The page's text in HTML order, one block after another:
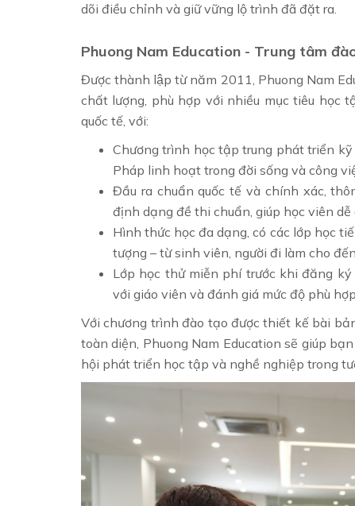
dõi điều chỉnh và giữ vững lộ trình đã đặt ra.
Phuong Nam Education - Trung tâm
Được thành lập từ năm 2011, Phuong Nam
chất lượng, phù hợp với nhiều mục tiêu học
quốc tế, với:
Chương trình học tập trung phát triển
Pháp linh hoạt trong đời sống và công
Đầu ra chuẩn quốc tế và chính xác,
định dạng đề thi chuẩn, giúp học viên
Hình thức học đa dạng, có các lớp học
tượng – từ sinh viên, người đi làm cho
Lớp học thử miễn phí trước khi đăng
với giáo viên và đánh giá mức độ phù
Với chương trình đào tạo được thiết kế bài
toàn diện, Phuong Nam Education sẽ giúp
hội phát triển học tập và nghề nghiệp trong